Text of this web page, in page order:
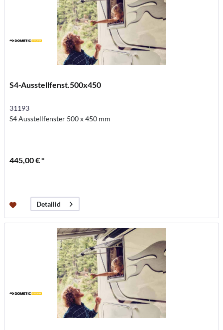
S4-Ausstellfenst.500x450
31193
S4 Ausstellfenster 500 x 450 mm
445,00 € *
Detailid